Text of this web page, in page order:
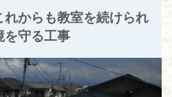
からも教室を続けられ
を守る工事